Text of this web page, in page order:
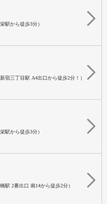
栄駅から徒歩3分）
宿三丁目駅 A4出口から徒歩2分！）
栄駅から徒歩3分）
橋駅 2番出口 南14から徒歩2分）